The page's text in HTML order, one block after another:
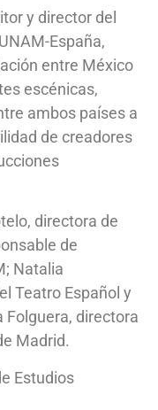
y director del
España,
entre México
escénicas,
ambos países a
de creadores
directora de
de
Natalia
Teatro Español y
Folguera, directora
Madrid.
Estudios